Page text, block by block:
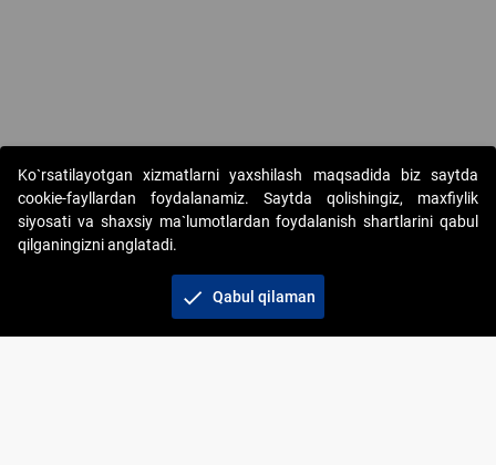
Copyright © 2017-2026. "Elektron onlayn-auksionlarni tashkil etish"
AJ. Barcha huquqlar himoyalangan
+998 71 202-21-11
Ko`rsatilayotgan xizmatlarni yaxshilash maqsadida biz saytda
cookie-fayllardan foydalanamiz. Saytda qolishingiz, maxfiylik
siyosati va shaxsiy ma`lumotlardan foydalanish shartlarini qabul
qilganingizni anglatadi.
check Qabul qilaman